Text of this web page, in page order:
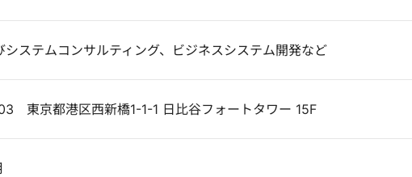
システムコンサルティング、ビジネスシステム開発など
東京都港区西新橋1-1-1 日比谷フォートタワー 15F